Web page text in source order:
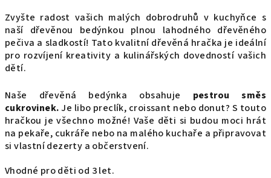
Zvyšte radost vašich malých dobrodruhů v kuchyňce s
naší dřevěnou bedýnkou plnou lahodného dřevěného
pečiva a sladkostí! Tato kvalitní dřevěná hračka je ideální
pro rozvíjení kreativity a kulinářských dovedností vašich
dětí.
Naše dřevěná bedýnka obsahuje pestrou směs
cukrovinek.Je libo preclík, croissant nebo donut? S touto
hračkou je všechno možné! Vaše děti si budou moci hrát
na pekaře, cukráře nebo na malého kuchaře a připravovat
si vlastní dezerty a občerstvení.
Vhodné pro děti od 3 let.